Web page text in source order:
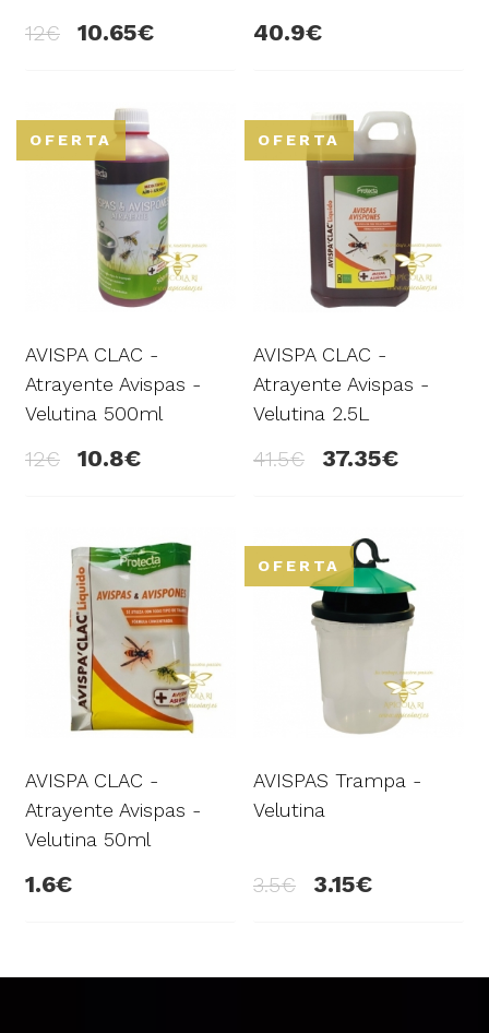
12 10.65 40.9
AVISPA CLAC -
Atrayente Avispas -
Velutina 500ml
OFERTA
12 10.8
AVISPA CLAC -
Atrayente Avispas -
Velutina 2.5L
OFERTA
41.5 37.35
AVISPA CLAC -
Atrayente Avispas -
Velutina 50ml
1.6
AVISPAS Trampa -
Velutina
OFERTA
3.5 3.15